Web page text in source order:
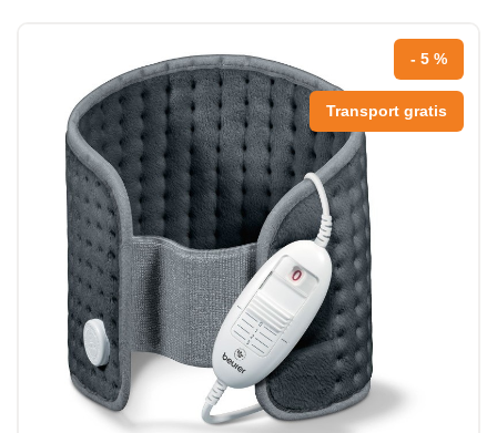
- 5 %
Transport gratis